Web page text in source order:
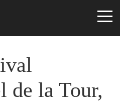
de la Tour,